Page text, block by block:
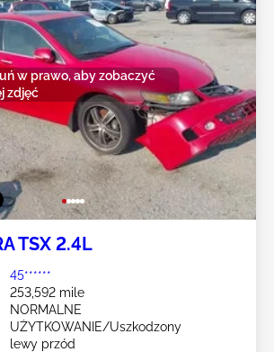
w prawo, aby zobaczyć
zdjęć
TSX 2.4L
45******
253,592 mile
NORMALNE
UŻYTKOWANIE/Uszkodzony
lewy przód